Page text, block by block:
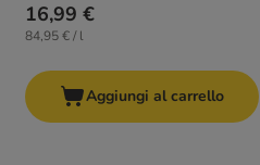
16,99 €
84,95 € / l
Aggiungi al carrello